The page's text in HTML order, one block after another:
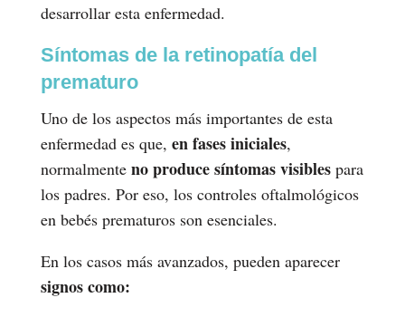
desarrollar esta enfermedad.
Síntomas de la retinopatía del
prematuro
Uno de los aspectos más importantes de esta
enfermedad es que, en fases iniciales,
normalmenteno produce síntomas visiblespara
los padres. Por eso, los controles oftalmológicos
en bebés prematuros son esenciales.
En los casos más avanzados, pueden aparecer
signos como: